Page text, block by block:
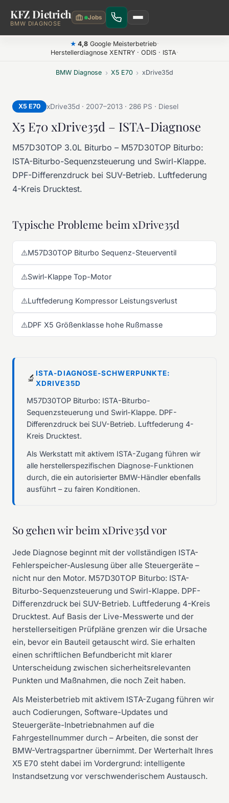
Zum Hauptinhalt springen
KFZ Dietrich
BMW DIAGNOSE
★ 4,8Google·Meisterbetrieb·
Herstellerdiagnose XENTRY · ODIS · ISTA·
BMW Diagnose › X5 E70 › xDrive35d
X5 E70 xDrive35d · 2007–2013 · 286 PS · Diesel
X5 E70 xDrive35d – ISTA-Diagnose
M57D30TOP 3.0L Biturbo – M57D30TOP Biturbo:
ISTA-Biturbo-Sequenzsteuerung und Swirl-Klappe.
DPF-Differenzdruck bei SUV-Betrieb. Luftfederung
4-Kreis Drucktest.
Typische Probleme beim xDrive35d
⚠️M57D30TOP Biturbo Sequenz-Steuerventil
⚠️Swirl-Klappe Top-Motor
⚠️Luftfederung Kompressor Leistungsverlust
⚠️DPF X5 Größenklasse hohe Rußmasse
🔬 ISTA-DIAGNOSE-SCHWERPUNKTE:
XDRIVE35D
M57D30TOP Biturbo: ISTA-Biturbo-
Sequenzsteuerung und Swirl-Klappe. DPF-
Differenzdruck bei SUV-Betrieb. Luftfederung 4-
Kreis Drucktest.
Als Werkstatt mit aktivem ISTA-Zugang führen wir
alle herstellerspezifischen Diagnose-Funktionen
durch, die ein autorisierter BMW-Händler ebenfalls
ausführt – zu fairen Konditionen.
So gehen wir beim xDrive35d vor
Jede Diagnose beginnt mit der vollständigen ISTA-
Fehlerspeicher-Auslesung über alle Steuergeräte –
nicht nur den Motor. M57D30TOP Biturbo: ISTA-
Biturbo-Sequenzsteuerung und Swirl-Klappe. DPF-
Differenzdruck bei SUV-Betrieb. Luftfederung 4-Kreis
Drucktest. Auf Basis der Live-Messwerte und der
herstellerseitigen Prüfpläne grenzen wir die Ursache
ein, bevor ein Bauteil getauscht wird. Sie erhalten
einen schriftlichen Befundbericht mit klarer
Unterscheidung zwischen sicherheitsrelevanten
Punkten und Maßnahmen, die noch Zeit haben.
Als Meisterbetrieb mit aktivem ISTA-Zugang führen wir
auch Codierungen, Software-Updates und
Steuergeräte-Inbetriebnahmen auf die
Fahrgestellnummer durch – Arbeiten, die sonst der
BMW-Vertragspartner übernimmt. Der Werterhalt Ihres
X5 E70 steht dabei im Vordergrund: intelligente
Instandsetzung vor verschwenderischem Austausch.